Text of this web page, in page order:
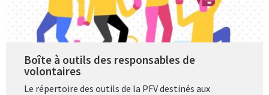
Boîte à outils des responsables de
volontaires
Le répertoire des outils de la PFV destinés aux